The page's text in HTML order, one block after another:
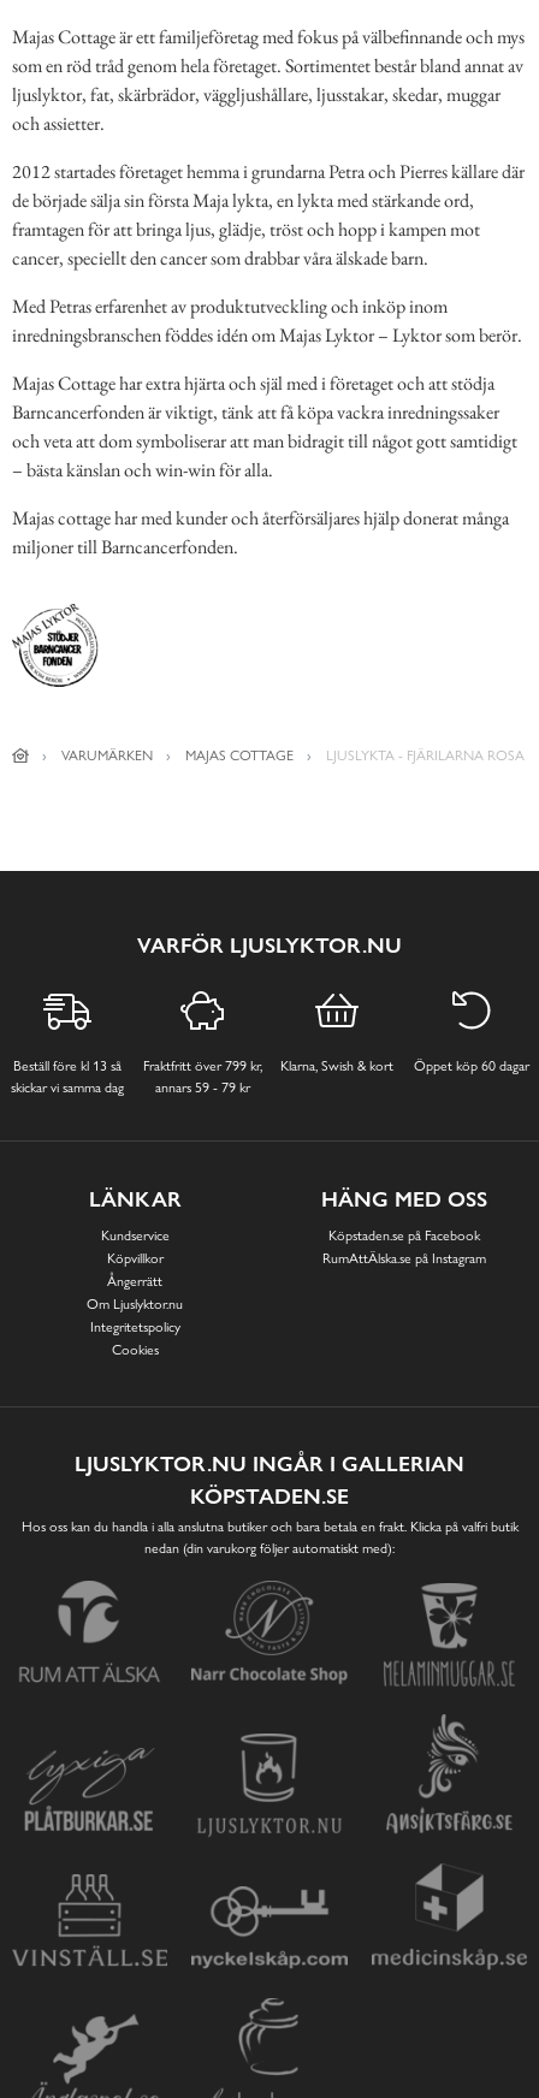
Majas Cottage är ett familjeföretag med fokus på välbefinnande och mys
som en röd tråd genom hela företaget. Sortimentet består bland annat av
ljuslyktor, fat, skärbrädor, väggljushållare, ljusstakar, skedar, muggar
och assietter.
2012 startades företaget hemma i grundarna Petra och Pierres källare där
de började sälja sin första Maja lykta, en lykta med stärkande ord,
framtagen för att bringa ljus, glädje, tröst och hopp i kampen mot
cancer, speciellt den cancer som drabbar våra älskade barn.
Med Petras erfarenhet av produktutveckling och inköp inom
inredningsbranschen föddes idén om Majas Lyktor – Lyktor som berör.
Majas Cottage har extra hjärta och själ med i företaget och att stödja
Barncancerfonden är viktigt, tänk att få köpa vackra inredningssaker
och veta att dom symboliserar att man bidragit till något gott samtidigt
– bästa känslan och win-win för alla.
Majas cottage har med kunder och återförsäljares hjälp donerat många
miljoner till Barncancerfonden.
VARUMÄRKEN MAJAS COTTAGE LJUSLYKTA - FJÄRILARNA ROSA
VARFÖR LJUSLYKTOR.NU
Beställ före kl 13 så
skickar vi samma dag
Fraktfritt över 799 kr,
annars 59 - 79 kr
Klarna, Swish & kort Öppet köp 60 dagar
LÄNKAR
Kundservice
Köpvillkor
Ångerrätt
Om Ljuslyktor.nu
Integritetspolicy
Cookies
HÄNG MED OSS
Köpstaden.se på Facebook
RumAttÄlska.se på Instagram
LJUSLYKTOR.NU INGÅR I GALLERIAN
KÖPSTADEN.SE
Hos oss kan du handla i alla anslutna butiker och bara betala en frakt. Klicka på valfri butik
nedan (din varukorg följer automatiskt med):